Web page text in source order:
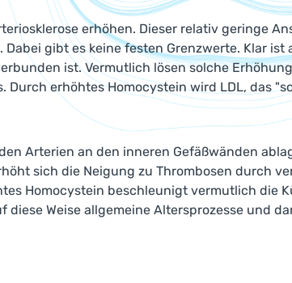
erhöhen. Dieser relativ geringe
gibt es keine festen Grenzwerte. Klar ist
ist. Vermutlich lösen solche
Durch erhöhtes Homocystein wird LDL, das
Arterien an den inneren Gefäßwänden
sich die Neigung zu Thrombosen durch
Homocystein beschleunigt vermutlich die
diese Weise allgemeine Altersprozesse und